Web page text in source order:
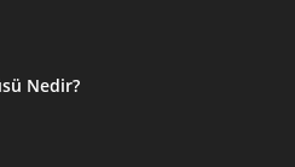
Nedir?